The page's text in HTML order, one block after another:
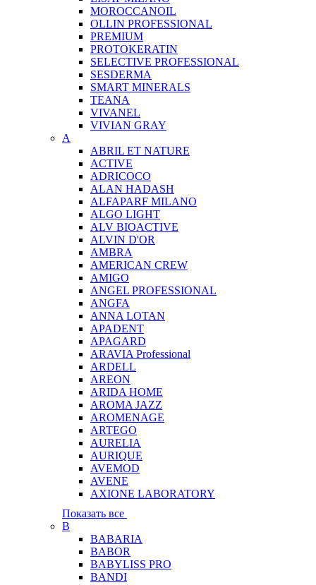
MOROCCANOIL
OLLIN PROFESSIONAL
PREMIUM
PROTOKERATIN
SELECTIVE PROFESSIONAL
SESDERMA
SMART MINERALS
TEANA
VIVANEL
VIVIAN GRAY
A
ABRIL ET NATURE
ACTIVE
ADRICOCO
ALAN HADASH
ALFAPARF MILANO
ALGO LIGHT
ALV BIOACTIVE
ALVIN D'OR
AMBRA
AMERICAN CREW
AMIGO
ANGEL PROFESSIONAL
ANGFA
ANNA LOTAN
APADENT
APAGARD
ARAVIA Professional
ARDELL
AREON
ARIDA HOME
AROMA JAZZ
AROMENAGE
ARTEGO
AURELIA
AURIQUE
AVEMOD
AVENE
AXIONE LABORATORY
Показать все
B
BABARIA
BABOR
BABYLISS PRO
BANDI